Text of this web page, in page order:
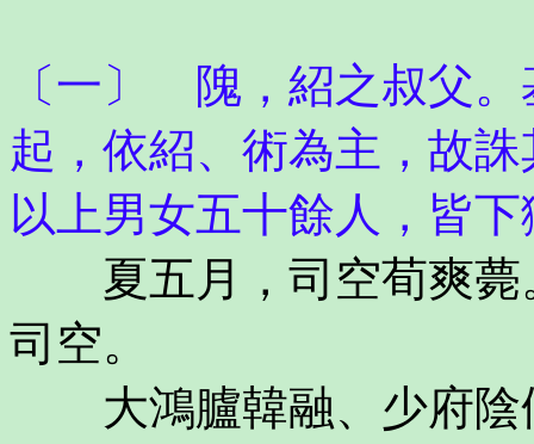
〔一〕 隗，紹之叔父
起，依紹、術為主，故
以上男女五十餘人，皆
夏五月，司空荀爽薨
司空。
大鴻臚韓融、少府陰